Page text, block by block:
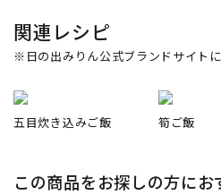
関連レシピ
※日の出みりん公式ブランドサイトに
五目炊き込みご飯 筍ご飯
この商品をお探しの方にお